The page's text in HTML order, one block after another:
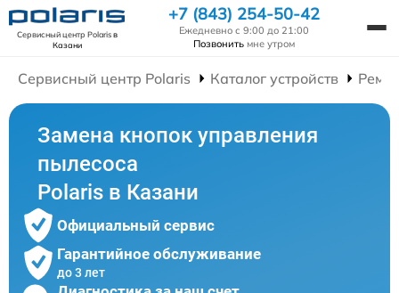
Сервисный центр Polarisв
Казани
+7 (843) 254-50-42
Ежедневно с 9:00 до 21:00
Позвонить мне утром
Сервисный центр Polaris Каталог устройств
Замена кнопок управления
пылесоса
Polaris в Казани
Официальный сервис
Гарантийное обслуживание
до 3 лет